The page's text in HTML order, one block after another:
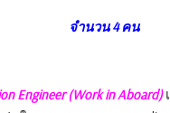
จำนวน 4 คน
Engineer (Work in Aboard)